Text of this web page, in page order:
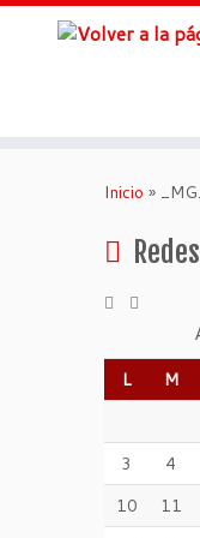
Inicio »
L M
3
4
10
11